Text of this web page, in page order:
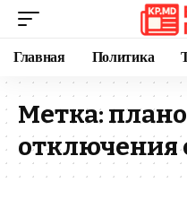
Главная Политика
Метка:
отключения